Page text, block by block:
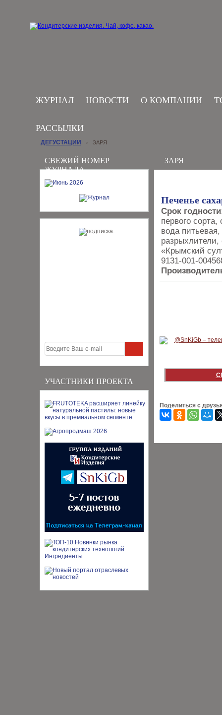
ЖУРНАЛ НОВОСТИ О КОМПАНИИ
РАССЫЛКИ
СВЕЖИЙ НОМЕР
ЖУРНАЛА
УЧАСТНИКИ ПРОЕКТА
ДЕГУСТАЦИИ › ЗАРЯ
ЗАРЯ
Печенье
Срок
первого
вода
разрыхлители,
«Крымский
9131-001-
Поделиться с